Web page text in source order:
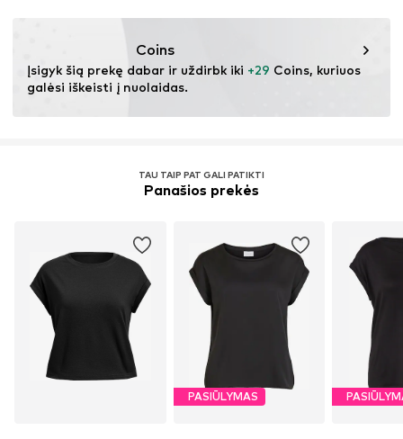
Coins
Įsigyk šią prekę dabar ir uždirbk iki +29 Coins, kuriuos
galėsi iškeisti į nuolaidas.
TAU TAIP PAT GALI PATIKTI
Panašios prekės
PASIŪLYMAS